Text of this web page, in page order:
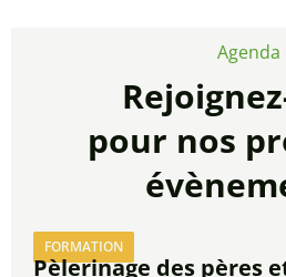
Agenda
pour nos
FORMATION
Pèlerinage des pères